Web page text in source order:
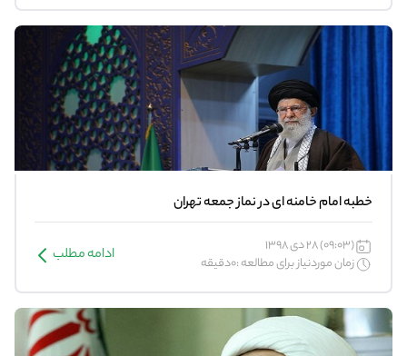
خطبه امام خامنه ای در نماز جمعه تهران
(09:03) 28 دی 1398
زمان موردنیاز برای مطالعه :0دقیقه
ادامه مطلب